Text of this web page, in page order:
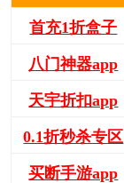
首充1折盒子
八门神器app
天宇折扣app
0.1折秒杀专区
买断手游app